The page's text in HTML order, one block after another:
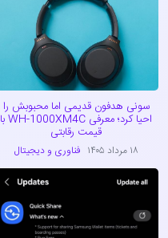
سونی هدفون قدیمی اما محبوبش را
احیا کرد؛ معرفی WH-1000XM4C با
قیمت رقابتی
۱۸ مرداد ۱۴۰۵ فناوری و دیجیتال